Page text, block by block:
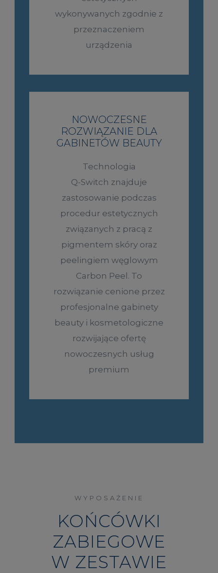
wykonywanych zgodnie z
przeznaczeniem
urządzenia
NOWOCZESNE
ROZWIĄZANIE DLA
GABINETÓW BEAUTY
Technologia
Q-Switch znajduje
zastosowanie podczas
procedur estetycznych
związanych z pracą z
pigmentem skóry oraz
peelingiem węglowym
Carbon Peel. To
rozwiązanie cenione przez
profesjonalne gabinety
beauty i kosmetologiczne
rozwijające ofertę
nowoczesnych usług
premium
WYPOSAŻENIE
KOŃCÓWKI
ZABIEGOWE
W ZESTAWIE